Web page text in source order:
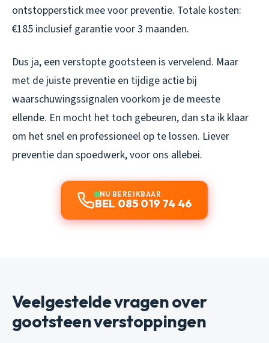
ontstopperstick mee voor preventie. Totale kosten:
€185 inclusief garantie voor 3 maanden.
Dus ja, een verstopte gootsteen is vervelend. Maar
met de juiste preventie en tijdige actie bij
waarschuwingssignalen voorkom je de meeste
ellende. En mocht het toch gebeuren, dan sta ik klaar
om het snel en professioneel op te lossen. Liever
preventie dan spoedwerk, voor ons allebei.
NU BEREIKBAAR
BEL 085 019 74 46
Veelgestelde vragen over
gootsteen verstoppingen